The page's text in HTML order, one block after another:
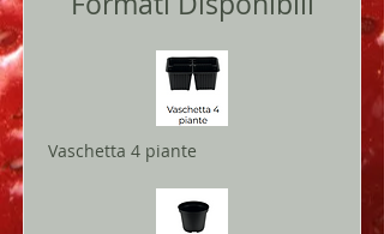
Vaschetta 4 piante